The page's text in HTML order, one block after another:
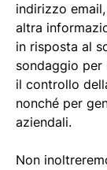
indirizzo
altra
in risposta al
sondaggio
il controllo
nonché per
aziendali.
Non